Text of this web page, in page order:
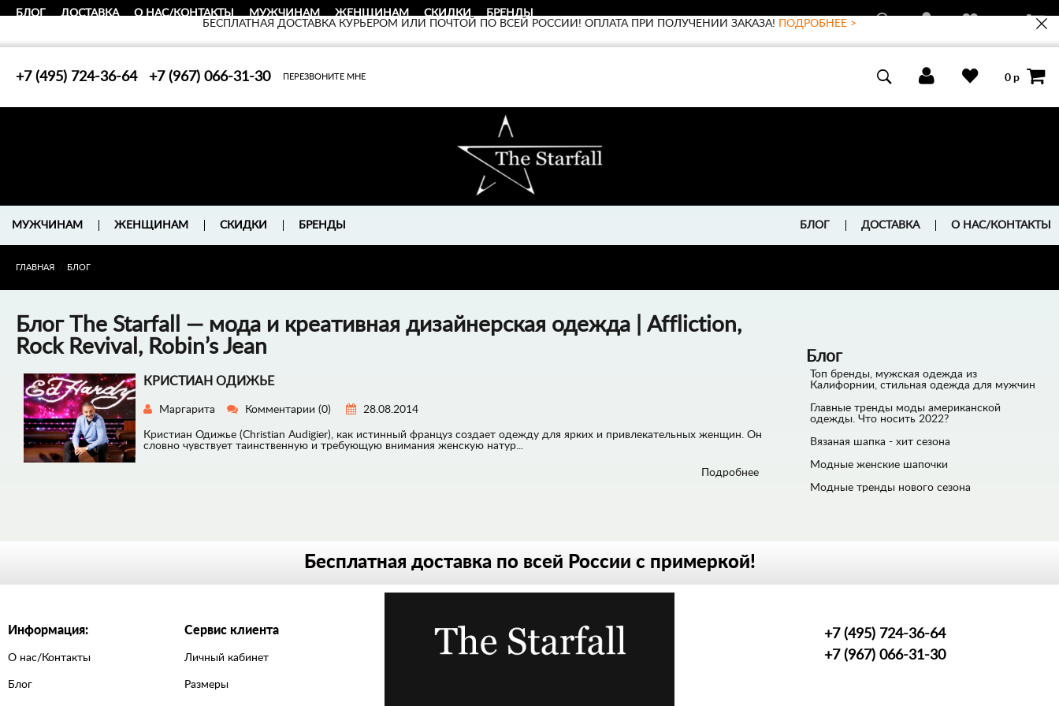
БЕСПЛАТНАЯ ДОСТАВКА КУРЬЕРОМ ИЛИ ПОЧТОЙ ПО ВСЕЙ РОССИИ! ОПЛАТА ПРИ ПОЛУЧЕНИИ ЗАКАЗА! ПОДРОБНЕЕ >
+7 (495) 724-36-64 +7 (967) 066-31-30 ПЕРЕЗВОНИТЕ МНЕ 0 р
МУЖЧИНАМ ЖЕНЩИНАМ СКИДКИ БРЕНДЫ БЛОГ ДОСТАВКА О НАС/КОНТАКТЫ
БЛОГ ДОСТАВКА О НАС/КОНТАКТЫ МУЖЧИНАМ ЖЕНЩИНАМ СКИДКИ БРЕНДЫ
ГЛАВНАЯ БЛОГ
Блог The Starfall — мода и креативная дизайнерская одежда | Affliction,
Rock Revival, Robin’s Jean
КРИСТИАН ОДИЖЬЕ
Маргарита Комментарии(0) 28.08.2014
Кристиан Одижье (Christian Audigier), как истинный француз создает одежду для ярких и привлекательных женщин. Он
словно чувствует таинственную и требующую внимания женскую натур...
Подробнее
Блог
Топ бренды, мужская одежда из
Калифорнии, стильная одежда для мужчин
Главные тренды моды американской
одежды. Что носить 2022?
Вязаная шапка - хит сезона
Модные женские шапочки
Модные тренды нового сезона
Бесплатная доставка по всей России с примеркой!
Информация:
О нас/Контакты
Блог
Сервис клиента
Личный кабинет
Размеры
+7 (495) 724-36-64
+7 (967) 066-31-30